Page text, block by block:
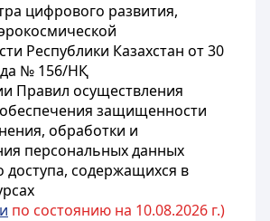
цифрового развития,
Республики Казахстан от 30
№ 156/НҚ
Правил осуществления
защищенности
обработки и
персональных данных
доступа, содержащихся в
по состоянию на 10.08.2026 г.)